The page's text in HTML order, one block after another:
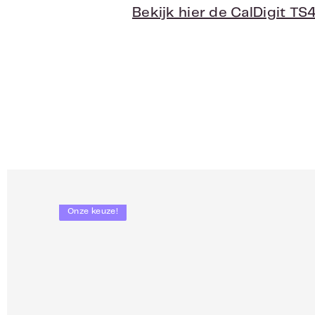
Bekijk hier de CalDigit
Onze keuze!